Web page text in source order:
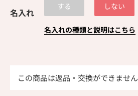
名入れ
する しない
名入れの種類と説明はこちら
この商品は返品・交換ができません